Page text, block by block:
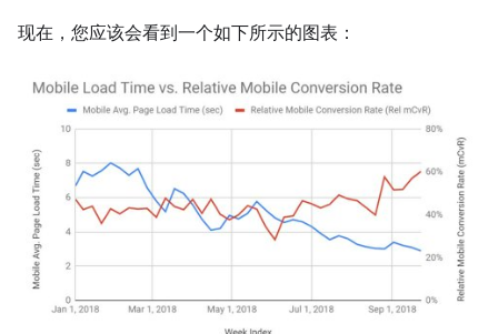
现在，您应该会看到一个如下所示的图表：